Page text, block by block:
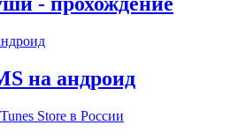
на андроид